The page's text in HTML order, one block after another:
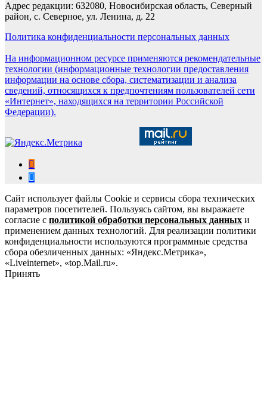
Адрес редакции: 632080, Новосибирская область, Северный
район, с. Северное, ул. Ленина, д. 22
Политика конфиденциальности персональных данных
На информационном ресурсе применяются рекомендательные
технологии (информационные технологии предоставления
информации на основе сбора, систематизации и анализа
сведений, относящихся к предпочтениям пользователей сети
«Интернет», находящихся на территории Российской
Федерации).
Сайт использует файлы Cookie и сервисы сбора технических
параметров посетителей. Пользуясь сайтом, вы выражаете
согласие с политикой обработки персональных данных и
применением данных технологий. Для реализации политики
конфиденциальности используются программные средства
сбора обезличенных данных: «Яндекс.Метрика»,
«Liveinternet», «top.Mail.ru».
Принять